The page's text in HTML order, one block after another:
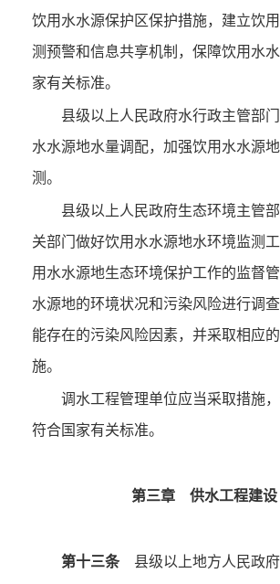
饮用水水源保护区保护措施，建立饮
测预警和信息共享机制，保障饮用水
家有关标准。
县级以上人民政府水行政主管部
水水源地水量调配，加强饮用水水源
测。
县级以上人民政府生态环境主管
关部门做好饮用水水源地水环境监测
用水水源地生态环境保护工作的监督
水源地的环境状况和污染风险进行调
能存在的污染风险因素，并采取相应
施。
调水工程管理单位应当采取措施
符合国家有关标准。
第三章 供水工程建设
第十三条县级以上地方人民政府